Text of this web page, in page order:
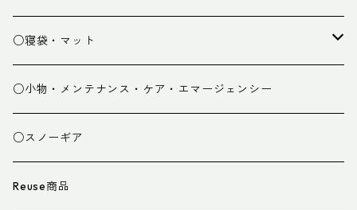
パンツ
グローブ
スパッツ・ゲイター
衣類小物
○寝袋・マット
寝袋
マット
寝具小物
○小物・メンテナンス・ケア・エマージェンシー
○スノーギア
Reuse商品